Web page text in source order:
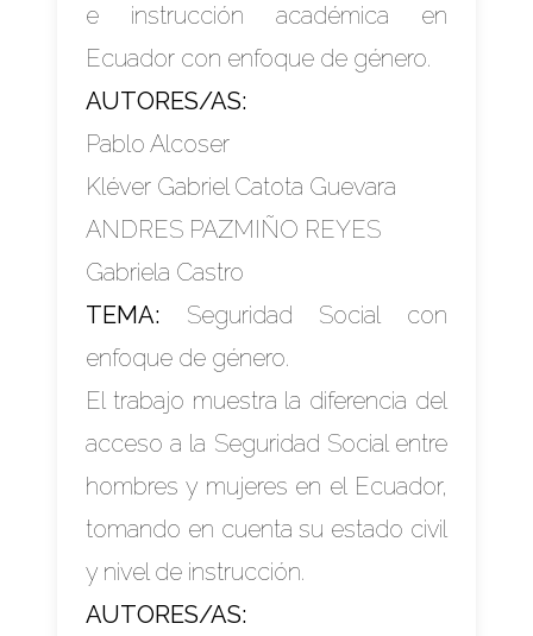
e instrucción académica en
Ecuador con enfoque de género.
AUTORES/AS:
Pablo Alcoser
Kléver Gabriel Catota Guevara
ANDRES PAZMIÑO REYES
Gabriela Castro
TEMA: Seguridad Social con
enfoque de género.
El trabajo muestra la diferencia del
acceso a la Seguridad Social entre
hombres y mujeres en el Ecuador,
tomando en cuenta su estado civil
y nivel de instrucción.
AUTORES/AS: